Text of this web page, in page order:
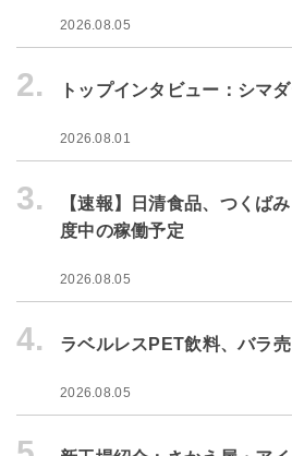
2026.08.05
2. トップインタビュー：シマ
2026.08.01
3.
【速報】日清食品、つくば
度中の稼働予定
2026.08.05
4. ラベルレスPET飲料、バラ
2026.08.05